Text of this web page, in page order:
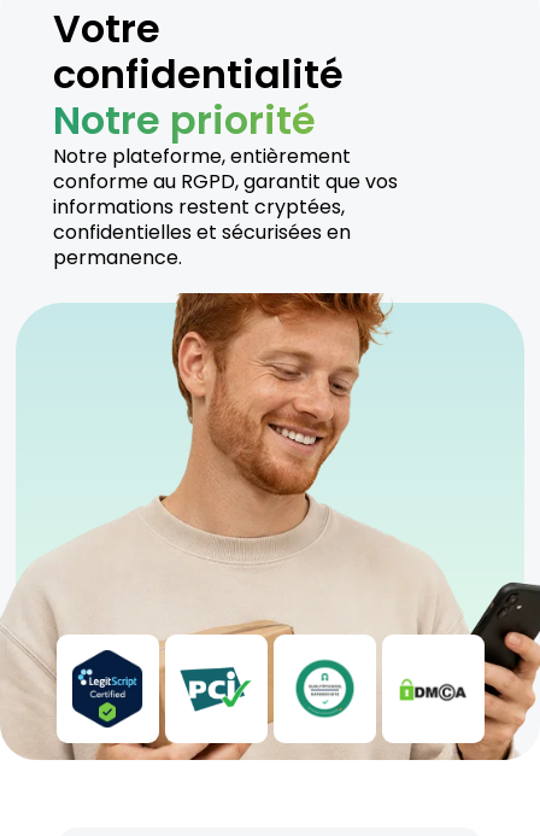
Votre
confidentialité
Notre priorité
Notre plateforme, entièrement
conforme au RGPD, garantit que vos
informations restent cryptées,
confidentielles et sécurisées en
permanence.